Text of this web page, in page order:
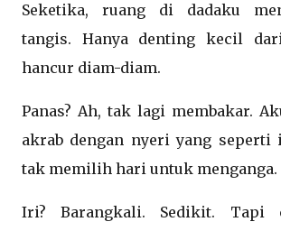
Seketika, ruang di dadaku
tangis. Hanya denting kecil
hancur diam-diam.
Panas? Ah, tak lagi membakar.
akrab dengan nyeri yang seperti
tak memilih hari untuk menganga.
Iri? Barangkali. Sedikit. Tapi